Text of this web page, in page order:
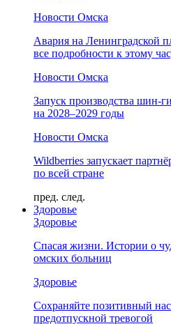
Новости Омска
Авария на Ленинградской
все подробности к этому
Новости Омска
Запуск производства шин-
на 2028–2029 годы
Новости Омска
Wildberries запускает
по всей стране
пред. след.
Здоровье
Здоровье
Спасая жизни. Истории о
омских больниц
Здоровье
Сохраняйте позитивный
предотпускной тревогой